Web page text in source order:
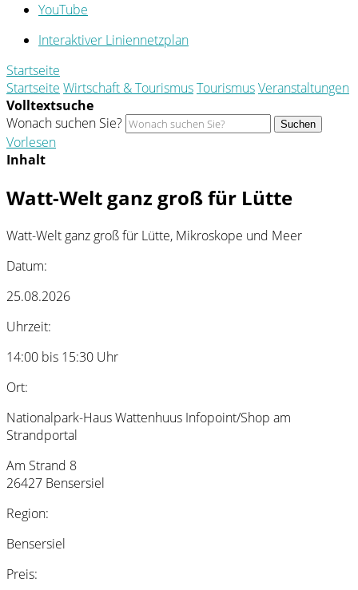
YouTube
Interaktiver Liniennetzplan
Startseite
Startseite Wirtschaft & TourismusTourismusVeranstaltungen
Volltextsuche
Wonach suchen Sie?
Suchen
Vorlesen
Inhalt
Watt-Welt ganz groß für Lütte
Watt-Welt ganz groß für Lütte, Mikroskope und Meer
Datum:
25.08.2026
Uhrzeit:
14:00 bis 15:30 Uhr
Ort:
Nationalpark-Haus Wattenhuus Infopoint/Shop am
Strandportal
Am Strand 8
26427 Bensersiel
Region:
Bensersiel
Preis: